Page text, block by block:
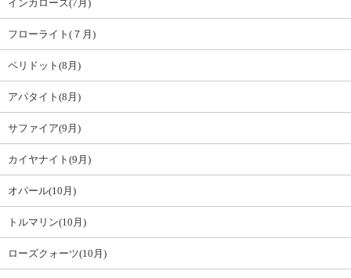
インカローズ(7月)
フローライト(７月)
ペリドット(8月)
アパタイト(8月)
サファイア(9月)
カイヤナイト(9月)
オパール(10月)
トルマリン(10月)
ローズクォーツ(10月)